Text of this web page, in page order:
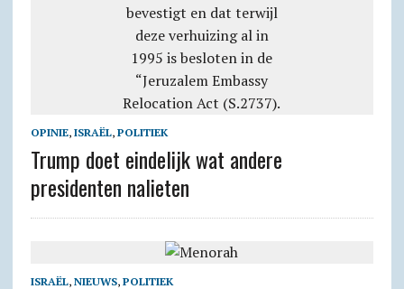
OPINIE, ISRAËL, POLITIEK
Trump doet eindelijk wat andere
presidenten nalieten
ISRAËL, NIEUWS, POLITIEK